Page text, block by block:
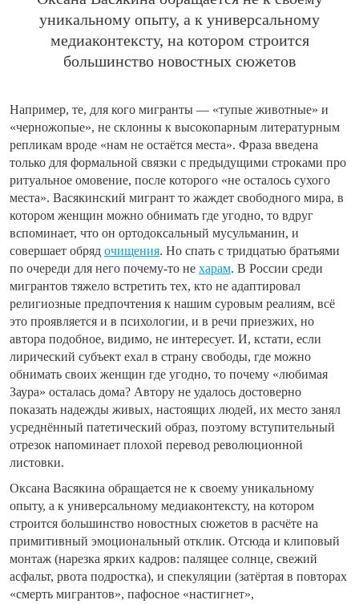
уникальному опыту, а к универсальному
медиаконтексту, на котором строится
большинство новостных сюжетов
Например, те, для кого мигранты — «тупые животные» и
«черножопые», не склонны к высокопарным литературным
репликам вроде «нам не остаётся места». Фраза введена
только для формальной связки с предыдущими строками про
ритуальное омовение, после которого «не осталось сухого
места». Васякинский мигрант то жаждет свободного мира, в
котором женщин можно обнимать где угодно, то вдруг
вспоминает, что он ортодоксальный мусульманин, и
совершает обряд очищения. Но спать с тридцатью братьями
по очереди для него почему-то не харам. В России среди
мигрантов тяжело встретить тех, кто не адаптировал
религиозные предпочтения к нашим суровым реалиям, всё
это проявляется и в психологии, и в речи приезжих, но
автора подобное, видимо, не интересует. И, кстати, если
лирический субъект ехал в страну свободы, где можно
обнимать своих женщин где угодно, то почему «любимая
Заура» осталась дома? Автору не удалось достоверно
показать надежды живых, настоящих людей, их место занял
усреднённый патетический образ, поэтому вступительный
отрезок напоминает плохой перевод революционной
листовки.
Оксана Васякина обращается не к своему уникальному
опыту, а к универсальному медиаконтексту, на котором
строится большинство новостных сюжетов в расчёте на
примитивный эмоциональный отклик. Отсюда и клиповый
монтаж (нарезка ярких кадров: палящее солнце, свежий
асфальт, рвота подростка), и спекуляции (затёртая в повторах
«смерть мигрантов», пафосное «настигнет»,